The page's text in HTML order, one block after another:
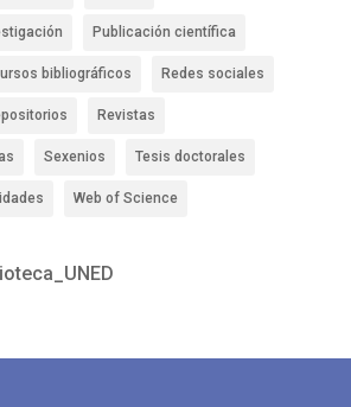
Publicación científica
bibliográficos Redes sociales
Revistas
Sexenios Tesis doctorales
Web of Science